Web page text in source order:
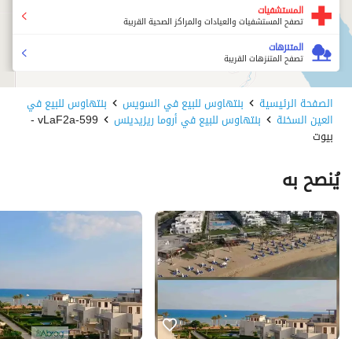
المستشفيات
تصفح المستشفيات والعيادات والمراكز الصحية القريبة
المتنزهات
تصفح المتنزهات القريبة
الصفحة الرئيسية بنتهاوس للبيع في السويس بنتهاوس للبيع في
العين السخنة بنتهاوس للبيع في أروما ريزيدينس 599-vLaF2a -
بيوت
يُنصح به